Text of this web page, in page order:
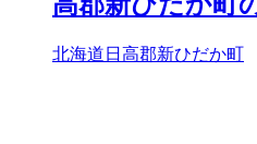
北海道日高郡新ひだか町